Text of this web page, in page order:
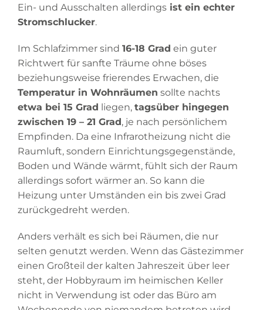
Ein- und Ausschalten allerdings ist ein echter
Stromschlucker.
Im Schlafzimmer sind 16-18 Grad ein guter
Richtwert für sanfte Träume ohne böses
beziehungsweise frierendes Erwachen, die
Temperatur in Wohnräumen sollte nachts
etwa bei 15 Grad liegen, tagsüber hingegen
zwischen 19 – 21 Grad, je nach persönlichem
Empfinden. Da eine Infrarotheizung nicht die
Raumluft, sondern Einrichtungsgegenstände,
Boden und Wände wärmt, fühlt sich der Raum
allerdings sofort wärmer an. So kann die
Heizung unter Umständen ein bis zwei Grad
zurückgedreht werden.
Anders verhält es sich bei Räumen, die nur
selten genutzt werden. Wenn das Gästezimmer
einen Großteil der kalten Jahreszeit über leer
steht, der Hobbyraum im heimischen Keller
nicht in Verwendung ist oder das Büro am